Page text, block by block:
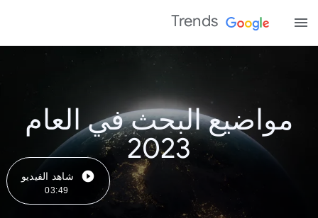
Trends
مواضيع البحث في العام
2023
شاهد الفيديو
03:49